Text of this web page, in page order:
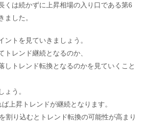
くは続かずに上昇相場の入り口である第6
ました。
ントを見ていきましょう。
トレンド継続となるのか、
しトレンド転換となるのかを見ていくこと
ょう。
上昇トレンドが継続となります。
割り込むとトレンド転換の可能性が高まり